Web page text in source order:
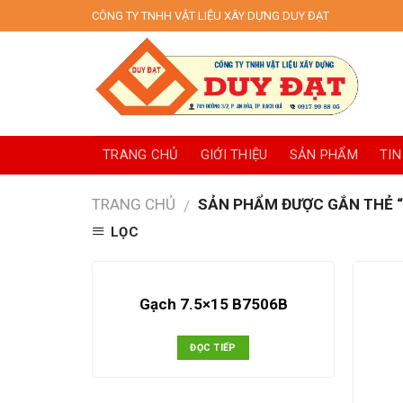
to
CÔNG TY TNHH VẬT LIỆU XÂY DỰNG DUY ĐẠT
TRANG CHỦ GIỚI THIỆU SẢN PHẨM
TRANG CHỦ / SẢN PHẨM ĐƯỢC GẮN THẺ
LỌC
Gạch 7.5×15 B7506B
ĐỌC TIẾP